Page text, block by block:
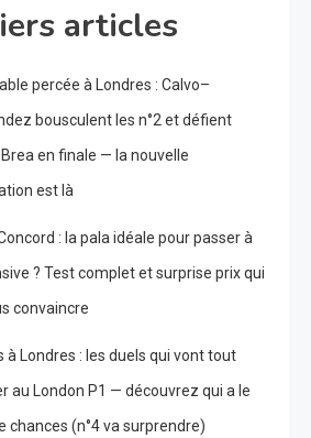
articles
percée à Londres : Calvo–
bousculent les n°2 et défient
en finale — la nouvelle
est là
: la pala idéale pour passer à
? Test complet et surprise prix qui
convaincre
à Londres : les duels qui vont tout
au London P1 — découvrez qui a le
chances (n°4 va surprendre)